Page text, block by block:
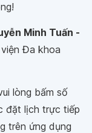
Minh Tuấn -
Đa khoa
lòng bấm số
đặt lịch trực tiếp
trên ứng dụng